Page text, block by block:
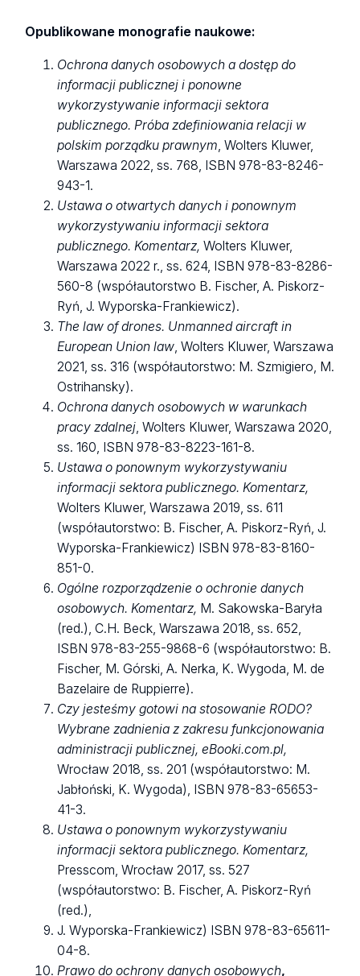
Opublikowane monografie naukowe:
Ochrona danych osobowych a dostęp do
informacji publicznej i ponowne
wykorzystywanie informacji sektora
publicznego. Próba zdefiniowaniarelacji w
polskim porządku prawnym , Wolters Kluwer,
Warszawa 2022, ss. 768, ISBN 978-83-8246-
943-1.
Ustawa o otwartych danych i ponownym
wykorzystywaniu informacji sektora
publicznego. Komentarz,Wolters Kluwer,
Warszawa 2022 r., ss. 624, ISBN 978-83-8286-
560-8 (współautorstwo B. Fischer, A. Piskorz-
Ryń, J. Wyporska-Frankiewicz).
The law of drones. Unmanned aircraft in
European Union law , Wolters Kluwer, Warszawa
2021, ss. 316 (współautorstwo: M. Szmigiero, M.
Ostrihansky).
Ochrona danych osobowych w warunkach
pracy zdalnej , Wolters Kluwer, Warszawa 2020,
ss. 160, ISBN 978-83-8223-161-8.
Ustawa o ponownym wykorzystywaniu
informacji sektora publicznego. Komentarz,
Wolters Kluwer, Warszawa 2019, ss. 611
(współautorstwo: B. Fischer, A. Piskorz-Ryń, J.
Wyporska-Frankiewicz) ISBN 978-83-8160-
851-0.
Ogólne rozporządzenie o ochronie danych
osobowych. Komentarz, M. Sakowska-Baryła
(red.),C.H. Beck, Warszawa 2018, ss. 652,
ISBN 978-83-255-9868-6 (współautorstwo: B.
Fischer, M. Górski, A. Nerka, K. Wygoda, M. de
Bazelaire de Ruppierre).
Czy jesteśmy gotowi na stosowanie RODO?
Wybrane zadnienia z zakresu funkcjonowania
administracji publicznej, eBooki.com.pl,
Wrocław 2018, ss. 201 (współautorstwo: M.
Jabłoński, K. Wygoda), ISBN978-83-65653-
41-3.
Ustawa o ponownym wykorzystywaniu
informacji sektora publicznego. Komentarz,
Presscom, Wrocław 2017, ss. 527
(współautorstwo: B. Fischer, A. Piskorz-Ryń
(red.),
J. Wyporska-Frankiewicz) ISBN 978-83-65611-
04-8.
Prawo do ochrony danych osobowych,